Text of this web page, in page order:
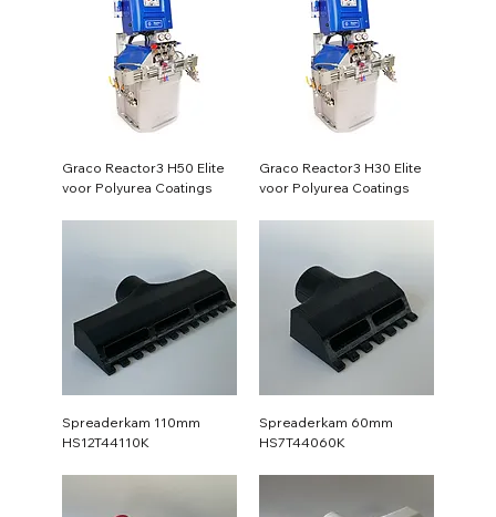
Graco Reactor3 H50 Elite
voor Polyurea Coatings
Graco Reactor3 H30 Elite
voor Polyurea Coatings
Spreaderkam 110mm
HS12T44110K
Spreaderkam 60mm
HS7T44060K